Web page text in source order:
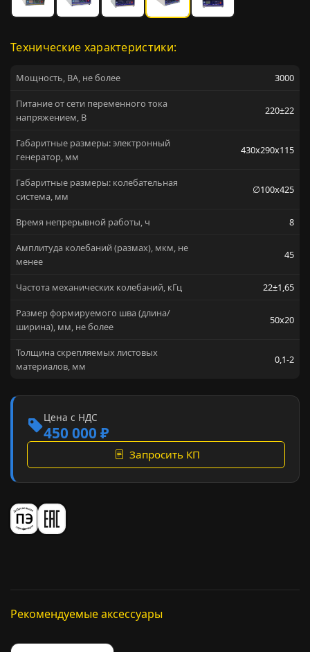
Технические характеристики:
Мощность, ВА, не более 3000
Питание от сети переменного тока
напряжением, В
220±22
Габаритные размеры: электронный
генератор, мм
430х290х115
Габаритные размеры: колебательная
система, мм
∅100х425
Время непрерывной работы, ч 8
Амплитуда колебаний (размах), мкм, не
менее
45
Частота механических колебаний, кГц 22±1,65
Размер формируемого шва (длина/
ширина), мм, не более
50x20
Толщина скрепляемых листовых
материалов, мм
0,1-2
Цена с НДС
450 000 ₽
Запросить КП
Рекомендуемые аксессуары